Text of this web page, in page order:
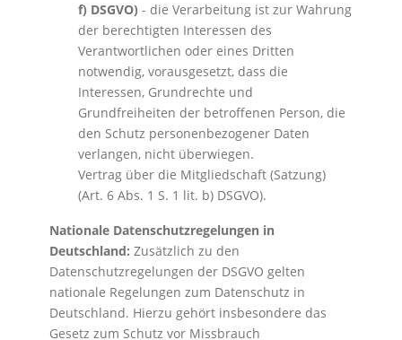
f) DSGVO) - die Verarbeitung ist zur Wahrung
der berechtigten Interessen des
Verantwortlichen oder eines Dritten
notwendig, vorausgesetzt, dass die
Interessen, Grundrechte und
Grundfreiheiten der betroffenen Person, die
den Schutz personenbezogener Daten
verlangen, nicht überwiegen.
Vertrag über die Mitgliedschaft (Satzung)
(Art. 6 Abs. 1 S. 1 lit. b) DSGVO).
Nationale Datenschutzregelungen in
Deutschland: Zusätzlich zu den
Datenschutzregelungen der DSGVO gelten
nationale Regelungen zum Datenschutz in
Deutschland. Hierzu gehört insbesondere das
Gesetz zum Schutz vor Missbrauch